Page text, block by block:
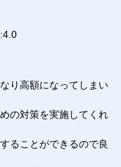
り高額になってしまい
の対策を実施してくれ
ることができるので良